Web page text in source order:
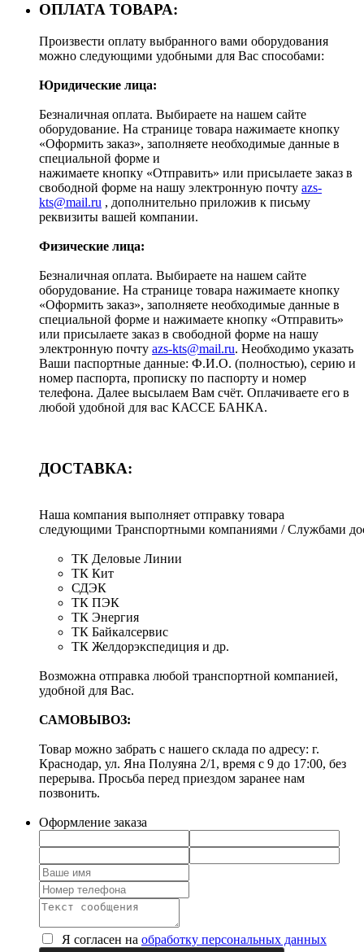
ОПЛАТА ТОВАРА:
Произвести оплату выбранного вами оборудования
можно следующими удобными для Вас способами:
Юридические лица:
Безналичная оплата. Выбираете на нашем сайте
оборудование. На странице товара нажимаете кнопку
«Оформить заказ», заполняете необходимые данные в
специальной форме и
нажимаете кнопку «Отправить» или присылаете заказ в
свободной форме на нашу электронную почту azs-
kts@mail.ru , дополнительно приложив к письму
реквизиты вашей компании.
Физические лица:
Безналичная оплата. Выбираете на нашем сайте
оборудование. На странице товара нажимаете кнопку
«Оформить заказ», заполняете необходимые данные в
специальной форме и нажимаете кнопку «Отправить»
или присылаете заказ в свободной форме на нашу
электронную почту azs-kts@mail.ru. Необходимо указать
Ваши паспортные данные: Ф.И.О. (полностью), серию и
номер паспорта, прописку по паспорту и номер
телефона. Далее высылаем Вам счёт. Оплачиваете его в
любой удобной для вас КАССЕ БАНКА.
ДОСТАВКА:
Наша компания выполняет отправку товара
следующими Транспортными компаниями / Службами
ТК Деловые Линии
ТК Кит
СДЭК
ТК ПЭК
ТК Энергия
ТК Байкалсервис
ТК Желдорэкспедиция и др.
Возможна отправка любой транспортной компанией,
удобной для Вас.
САМОВЫВОЗ:
Товар можно забрать с нашего склада по адресу: г.
Краснодар, ул. Яна Полуяна 2/1, время с 9 до 17:00, без
перерыва. Просьба перед приездом заранее нам
позвонить.
Оформление заказа
Я согласен на обработку персональных данных